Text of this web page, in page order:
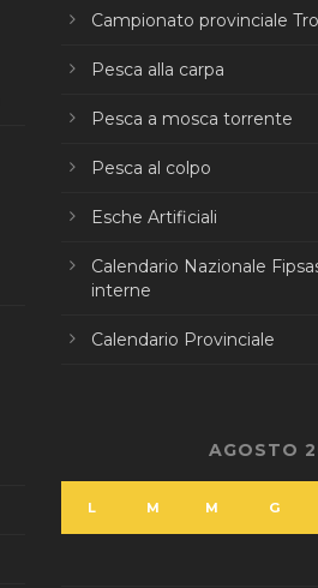
Campionato provinciale
Pesca alla carpa
Pesca a mosca torrente
Pesca al colpo
Esche Artificiali
Calendario Nazionale
interne
Calendario Provinciale
AGOSTO
L M M G